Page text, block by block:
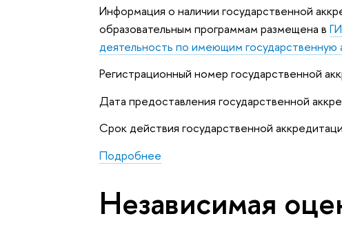
Информация о наличии государственной
образовательным программам размещена в
деятельность по имеющим
Регистрационный номер государственной
Дата предоставления государственной
Срок действия государственной
Подробнее
Независимая